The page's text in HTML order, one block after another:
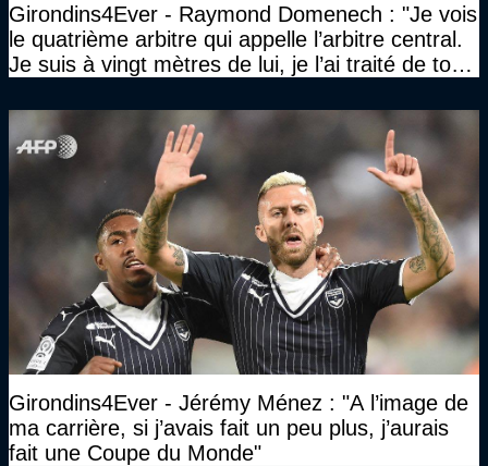
Girondins4Ever - Raymond Domenech : "Je vois
le quatrième arbitre qui appelle l’arbitre central.
Je suis à vingt mètres de lui, je l’ai traité de tous
Girondins4Ever - Jérémy Ménez : "A l’image de
ma carrière, si j’avais fait un peu plus, j’aurais
fait une Coupe du Monde"